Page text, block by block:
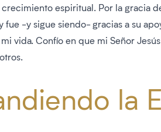
espiritual. Por la gracia
fue -y sigue siendo- gracias a su
vida. Confío en que mi Señor
la